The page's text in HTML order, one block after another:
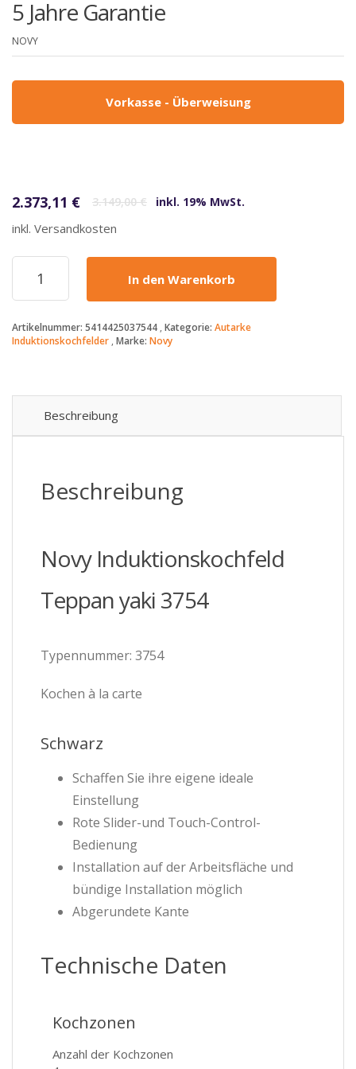
5 Jahre Garantie
NOVY
Vorkasse - Überweisung
3.149,00€
2.373,11 € inkl. 19% MwSt.
inkl. Versandkosten
Novy
2373,11€
Induktionskochfeld
Teppan
-
Kochzonen
Garantie
In den Warenkorb
Artikelnummer: 5414425037544 Kategorie: Autarke
Induktionskochfelder Marke: Novy
Beschreibung
Beschreibung
Novy Induktionskochfeld
Teppan yaki 3754
Typennummer: 3754
Kochen à la carte
Schwarz
Schaffen Sie ihre eigene ideale
Einstellung
Rote Slider-und Touch-Control-
Bedienung
Installation auf der Arbeitsfläche und
bündige Installation möglich
Abgerundete Kante
Technische Daten
Kochzonen
Anzahl der Kochzonen